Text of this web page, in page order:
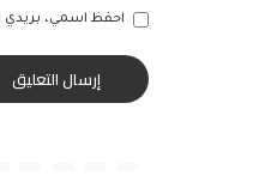
احفظ اسمي، بريدي